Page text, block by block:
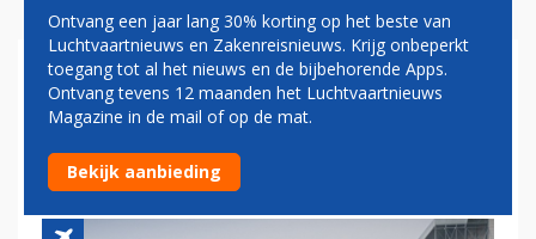
ALWEER ZEVENTIENDE
AIRBUS VOOR TRANSAVIA
NEDERLAND
Ontvang een jaar lang 30% korting op het beste van
Luchtvaartnieuws en Zakenreisnieuws. Krijg onbeperkt
toegang tot al het nieuws en de bijbehorende Apps.
Ontvang tevens 12 maanden het Luchtvaartnieuws
Magazine in de mail of op de mat.
Bekijk aanbieding